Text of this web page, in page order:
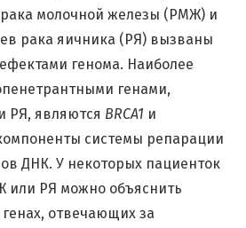
рака молочной железы (РМЖ) и
рака яичника (РЯ) вызваны
генома. Наиболее
генами,
РЯ, являются BRCA1 и
системы репарации
ДНК. У некоторых пациенток
или РЯ можно объяснить
отвечающих за